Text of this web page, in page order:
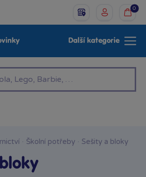
0
Další kategorie
· Školní potřeby · Sešity a bloky